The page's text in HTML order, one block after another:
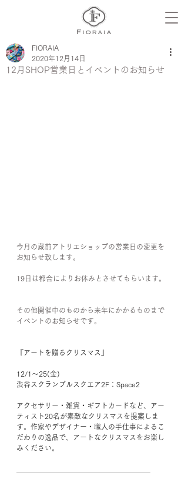
12月SHOP営業日とイベントのお知らせ
FIORAIA
2020年12月14日
今月の蔵前アトリエショップの営業日の変更を
お知らせ致します。
19日は都合によりお休みとさせてもらいます。
その他開催中のものから来年にかかるものまで
イベントのお知らせです。
『アートを贈るクリスマス』﻿
12/1〜25(金)﻿
渋谷スクランブルスクエア2F：Space2﻿
アクセサリー・雑貨・ギフトカードなど、アー
ティスト20名が素敵なクリスマスを提案しま
す。作家やデザイナー・職人の手仕事によるこ
だわりの逸品で、アートなクリスマスをお楽し
みください。﻿